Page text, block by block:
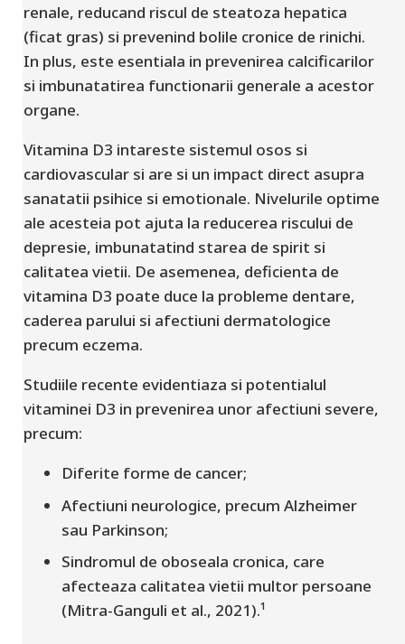
renale, reducand riscul de steatoza hepatica
(ficat gras) si prevenind bolile cronice de rinichi.
In plus, este esentiala in prevenirea calcificarilor
si imbunatatirea functionarii generale a acestor
organe.
Vitamina D3 intareste sistemul osos si
cardiovascular si are si un impact direct asupra
sanatatii psihice si emotionale. Nivelurile optime
ale acesteia pot ajuta la reducerea riscului de
depresie, imbunatatind starea de spirit si
calitatea vietii. De asemenea, deficienta de
vitamina D3 poate duce la probleme dentare,
caderea parului si afectiuni dermatologice
precum eczema.
Studiile recente evidentiaza si potentialul
vitaminei D3 in prevenirea unor afectiuni severe,
precum:
Diferite forme de cancer;
Afectiuni neurologice, precum Alzheimer
sau Parkinson;
Sindromul de oboseala cronica, care
afecteaza calitatea vietii multor persoane
(Mitra-Ganguli et al., 2021).¹